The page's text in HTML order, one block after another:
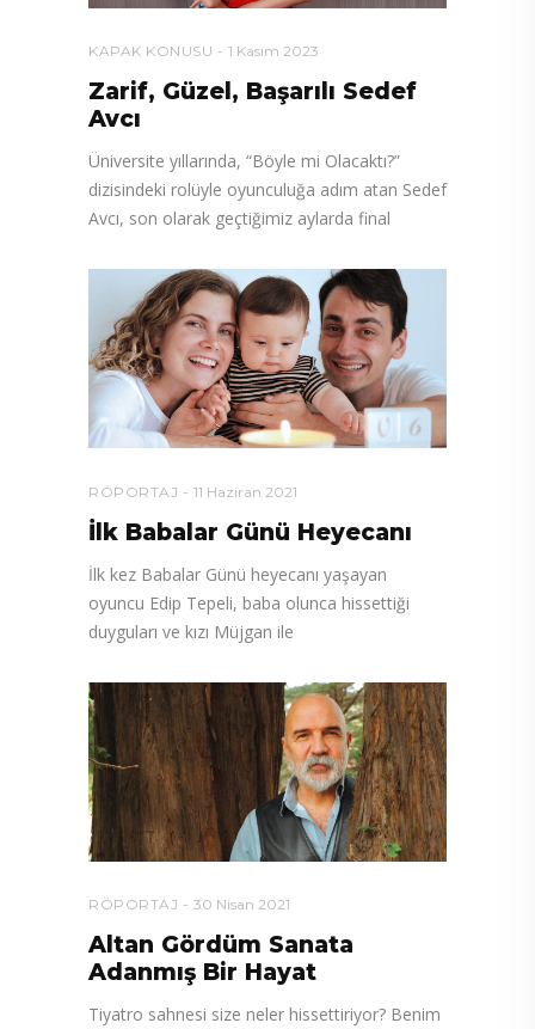
KAPAK KONUSU 1 Kasım 2023
Zarif, Güzel, Başarılı Sedef
Avcı
Üniversite yıllarında, “Böyle mi Olacaktı?”
dizisindeki rolüyle oyunculuğa adım atan Sedef
Avcı, son olarak geçtiğimiz aylarda final
RÖPORTAJ 11 Haziran 2021
İlk Babalar Günü Heyecanı
İlk kez Babalar Günü heyecanı yaşayan
oyuncu Edip Tepeli, baba olunca hissettiği
duyguları ve kızı Müjgan ile
RÖPORTAJ 30 Nisan 2021
Altan Gördüm Sanata
Adanmış Bir Hayat
Tiyatro sahnesi size neler hissettiriyor? Benim